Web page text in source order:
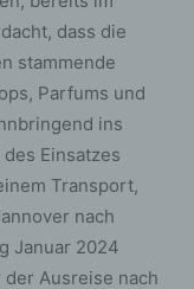
dass die
stammende
Parfums und
ins
Einsatzes
Transport,
nach
Januar 2024
Ausreise nach